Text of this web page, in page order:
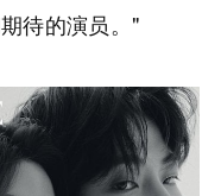
待的演员。"